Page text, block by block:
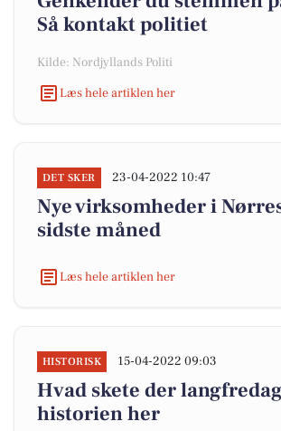
Så kontakt politiet
Kilde: Nordjyllands Politi
Læs hele artiklen her
DET SKER 23-04-2022 10:47
Nye virksomheder i
sidste måned
Læs hele artiklen her
HISTORISK 15-04-2022 09:03
Hvad skete der
historien her